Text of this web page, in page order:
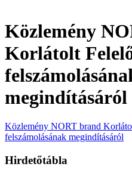
Közlemény
Korlátolt
megindításáról
Közlemény NORT brand
felszámolásának megindításáról
Hirdetőtábla